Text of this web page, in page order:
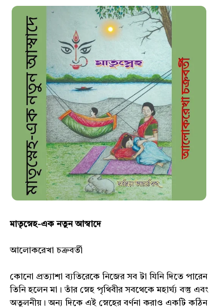
মাতৃস্নেহ-এক নতুন আস্বাদে
আলোকরেখা চক্রবর্তী
কোনো প্রত্যাশা ব্যতিরেকে নিজের সব টা যিনি দিতে পারেন
তিনি হলেন মা। তাঁর স্নেহ পৃথিবীর সবথেকে মহার্ঘ্য বস্তু এবং
অতুলনীয়। অন্য দিকে এই স্নেহের বর্ণনা করাও একটি কঠিন